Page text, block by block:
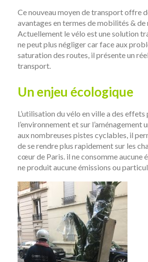
Ce nouveau moyen de transport offre
avantages en termes de mobilités &
Actuellement le vélo est une solution
ne peut plus négliger car face aux
saturation des routes, il présente un
transport.
Un enjeu écologique
L’utilisation du vélo en ville a des
l’environnement et sur l’aménagement
aux nombreuses pistes cyclables, il
de se rendre plus rapidement sur les
cœur de Paris. il ne consomme aucune
ne produit aucune émissions ou